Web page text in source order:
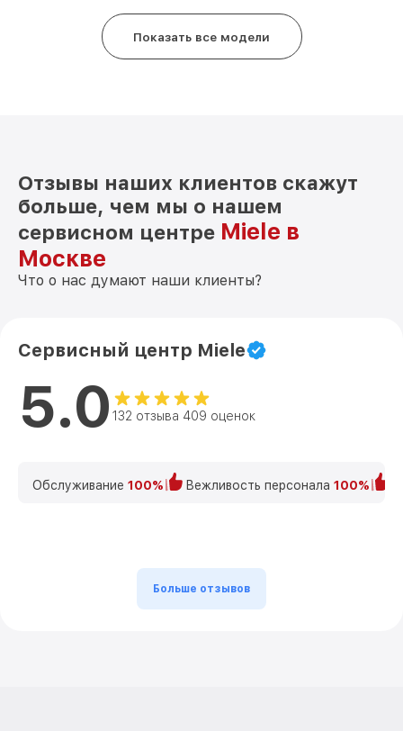
Показать все модели
Отзывы наших клиентов скажут
больше, чем мы о нашем
сервисном центре Miele в
Москве
Что о нас думают наши клиенты?
Сервисный центр Miele
5.0 132 отзыва 409 оценок
Обслуживание 100% Вежливость персонала 100%
Больше отзывов